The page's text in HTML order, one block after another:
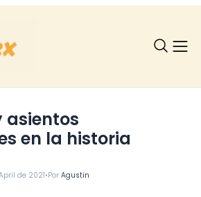
de 2021•Por Agustin
en la historia